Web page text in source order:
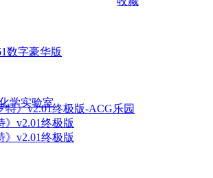
数字豪华版
学实验室
》v2.01终极版
》v2.01终极版